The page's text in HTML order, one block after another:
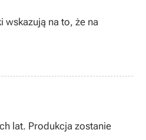
wskazują na to, że na
lat. Produkcja zostanie